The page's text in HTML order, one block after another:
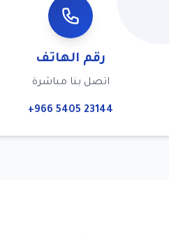
رقم الهاتف
اتصل بنا مباشرة
+966 5405 23144